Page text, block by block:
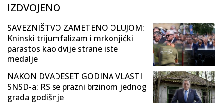
IZDVOJENO
SAVEZNIŠTVO ZAMETENO OLUJOM:
Kninski trijumfalizam i mrkonjićki
parastos kao dvije strane iste
medalje
NAKON DVADESET GODINA VLASTI
SNSD-a: RS se prazni brzinom jednog
grada godišnje